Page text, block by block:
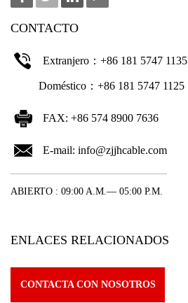
CONTACTO
Extranjero：+86 181 5747 1135
Doméstico：+86 181 5747 1125
FAX: +86 574 8900 7636
E-mail: info@zjjhcable.com
ABIERTO : 09:00 A.M.— 05:00 P.M.
ENLACES RELACIONADOS
CONTACTA CON NOSOTROS